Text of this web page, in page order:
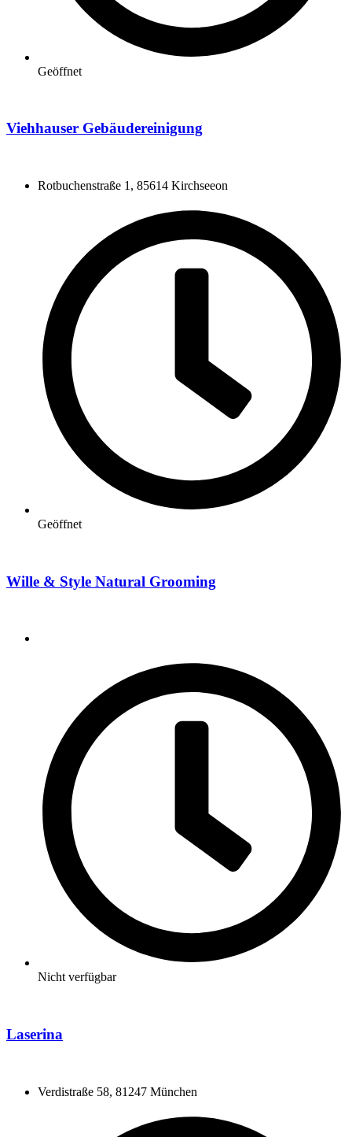
Geöffnet
Viehhauser Gebäudereinigung
Rotbuchenstraße 1, 85614 Kirchseeon
Geöffnet
Wille & Style Natural Grooming
Nicht verfügbar
Laserina
Verdistraße 58, 81247 München